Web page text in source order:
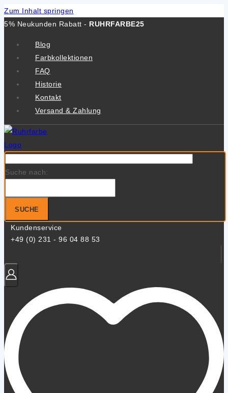
Zum Inhalt springen
5% Neukunden Rabatt - RUHRFARBE25
Blog
Farbkollektionen
FAQ
Historie
Kontakt
Versand & Zahlung
Suche nach:
SUCHE
Kundenservice
+49 (0) 231 - 96 04 88 53